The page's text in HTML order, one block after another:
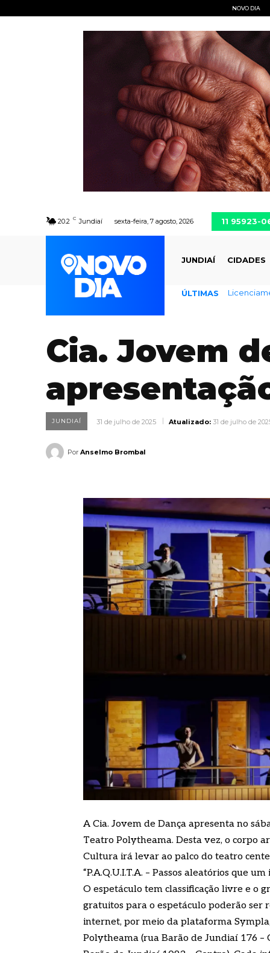
NOVO DIA
20.2 C Jundiaí sexta-feira, 7 agosto, 2026 11 95923-
JUNDIAÍ CIDADES
ÚLTIMAS
Cia. Jovem
JUNDIAÍ 31 de julho de 2025 Atualizado: 31 de julho de
Por Anselmo Brombal
A Cia. Jovem de Dança apresenta no
Teatro Polytheama. Desta vez, o corpo
Cultura irá levar ao palco do teatro
“P.A.Q.U.I.T.A. – Passos aleatórios que
O espetáculo tem classificação livre e o
gratuitos para o espetáculo poderão ser
internet, por meio da plataforma
Polytheama (rua Barão de Jundiaí 176